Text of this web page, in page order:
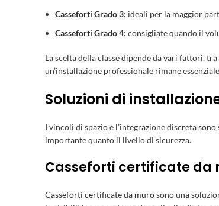
Casseforti Grado 3: ideali per la maggior
Casseforti Grado 4: consigliate quando il
La scelta della classe dipende da vari fattori,
un’installazione professionale rimane
Soluzioni di
I vincoli di spazio e l’integrazione discreta
importante quanto il livello di sicurezza.
Casseforti certificate da
Casseforti certificate da murosono una